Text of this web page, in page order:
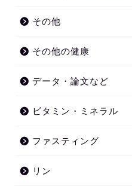
その他
その他の健康
データ・論文など
ビタミン・ミネラル
ファスティング
リン